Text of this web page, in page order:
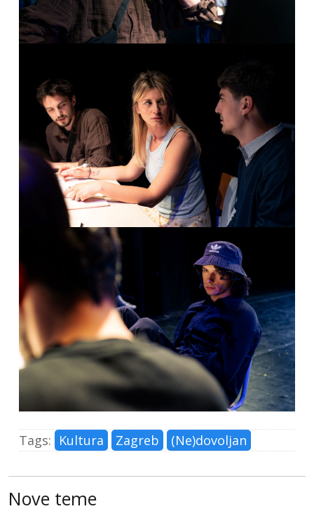
Tags: Kultura Zagreb (Ne)dovoljan
Nove teme